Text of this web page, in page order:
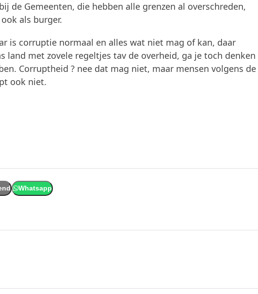
de Gemeenten, die hebben alle grenzen al overschreden,
als burger.
is corruptie normaal en alles wat niet mag of kan, daar
land met zovele regeltjes tav de overheid, ga je toch denken
Corruptheid ? nee dat mag niet, maar mensen volgens de
ook niet.
Whatsapp